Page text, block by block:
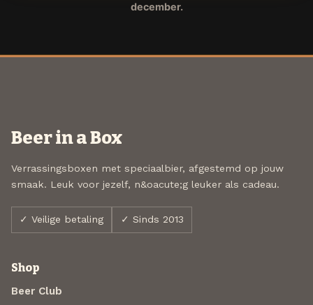
december.
Beer in a Box
Verrassingsboxen met speciaalbier, afgestemd op jouw
smaak. Leuk voor jezelf, n&oacute;g leuker als cadeau.
✓ Veilige betaling ✓ Sinds 2013
Shop
Beer Club